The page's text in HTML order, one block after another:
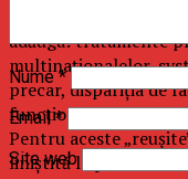
produs modificări
adăuga: tratamente
multinaționalelor,
precar, dispariția de
funcțional, scăderea
Pentru aceste
liniștită la pensie!
Nume*
Email*
Site web